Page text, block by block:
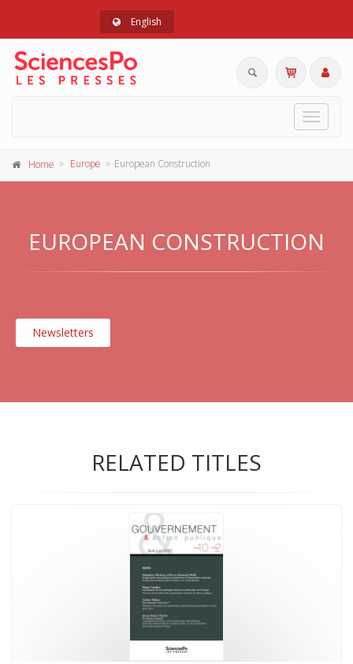
English
Toggle
Home Europe European Construction
EUROPEAN CONSTRUCTION
Newsletters
RELATED TITLES